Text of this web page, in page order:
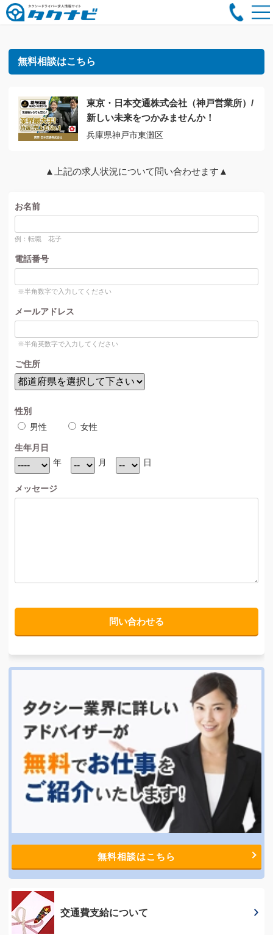
無料相談はこちら
東京・日本交通株式会社（神戸営業所）/
新しい未来をつかみませんか！
兵庫県神戸市東灘区
▲上記の求人状況について問い合わせます▲
お名前
例：転職 花子
電話番号
※半角数字で入力してください
メールアドレス
※半角英数字で入力してください
ご住所
性別
男性
女性
生年月日
年
月 日
メッセージ
無料相談はこちら
交通費支給について